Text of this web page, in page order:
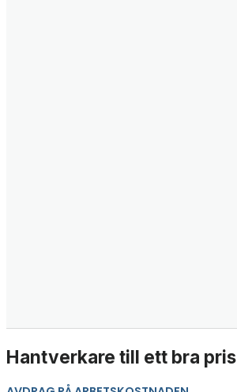
Hantverkare till ett bra pris